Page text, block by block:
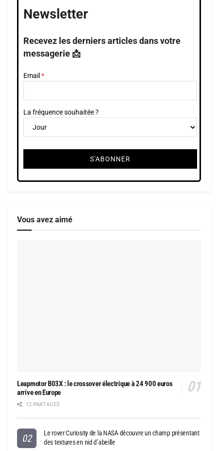
Newsletter
Recevez les derniers articles dans votre
messagerie 📩
Email
La fréquence souhaitée ?
Vous avez aimé
Leapmotor B03X : le crossover électrique à 24 900 euros
arrive en Europe
12 PARTAGES
Le rover Curiosity de la NASA découvre un champ présentant
des textures en nid d’abeille